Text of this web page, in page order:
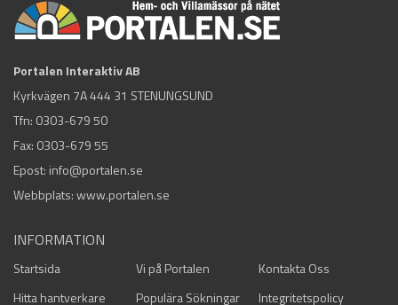
Portalen Interaktiv AB
Kyrkvägen 7A 444 31 STENUNGSUND
Tfn: 0303-679 50
Fax: 0303-679 55
Epost: info@portalen.se
Webbplats: www.portalen.se
INFORMATION
Startsida Vi på Portalen
Kontakta Oss
Hitta hantverkare
Populära Sökningar Integritetspolicy